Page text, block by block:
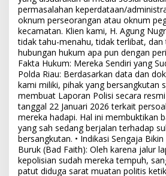
permasalahan keperdataan/
oknum perseorangan atau oknum
kecamatan. Klien kami, H. Agung
tidak tahu-menahu, tidak terlibat, dan
hubungan hukum apa pun dengan
Fakta Hukum: Mereka Sendiri yang
Polda Riau: Berdasarkan data dan
kami miliki, pihak yang bersangkutan
membuat Laporan Polisi secara
tanggal 22 Januari 2026 terkait
mereka hadapi. Hal ini membuktikan
yang sah sedang berjalan terhadap
bersangkutan. • Indikasi Sengaja
Buruk (Bad Faith): Oleh karena jalur
kepolisian sudah mereka tempuh,
patut diduga sarat muatan politis